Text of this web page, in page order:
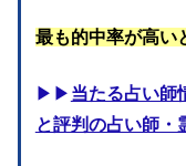
最も的中率が高い
▶▶ 当たる占い師
と評判の占い師・